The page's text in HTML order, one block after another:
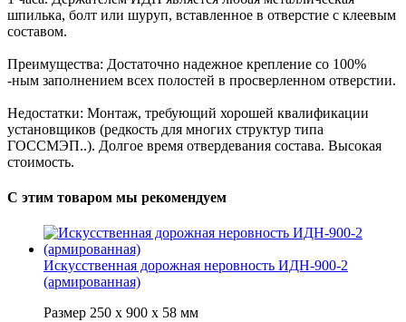
шпилька, болт или шуруп, вставленное в отверстие с клеевым
составом.
Преимущества: Достаточно надежное крепление со 100%
-ным заполнением всех полостей в просверленном отверстии.
Недостатки: Монтаж, требующий хорошей квалификации
установщиков (редкость для многих структур типа
ГОССМЭП..). Долгое время отвердевания состава. Высокая
стоимость.
С этим товаром мы рекомендуем
Искусственная дорожная неровность ИДН-900-2
(армированная)
Размер 250 х 900 х 58 мм